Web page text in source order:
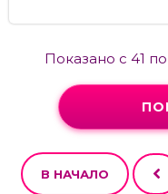
Показано с 41
В НАЧАЛО